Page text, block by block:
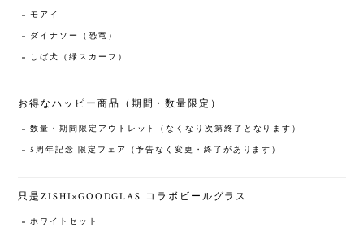
モアイ
ダイナソー（恐竜）
しば犬（緑スカーフ）
お得なハッピー商品（期間・数量限定）
数量・期間限定アウトレット（なくなり次第終了となります）
5周年記念 限定フェア（予告なく変更・終了があります）
只是ZISHI×GOODGLAS コラボビールグラス
ホワイトセット